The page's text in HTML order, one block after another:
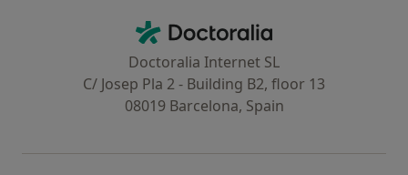
Doctoralia - Homepage
Doctoralia Internet SL
C/ Josep Pla 2 - Building B2, floor 13
08019 Barcelona, Spain